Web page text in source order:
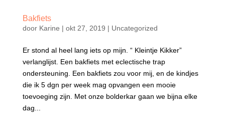
Bakfiets
door Karine | okt 27, 2019 | Uncategorized
Er stond al heel lang iets op mijn. “ Kleintje Kikker”
verlanglijst. Een bakfiets met eclectische trap
ondersteuning. Een bakfiets zou voor mij, en de kindjes
die ik 5 dgn per week mag opvangen een mooie
toevoeging zijn. Met onze bolderkar gaan we bijna elke
dag...